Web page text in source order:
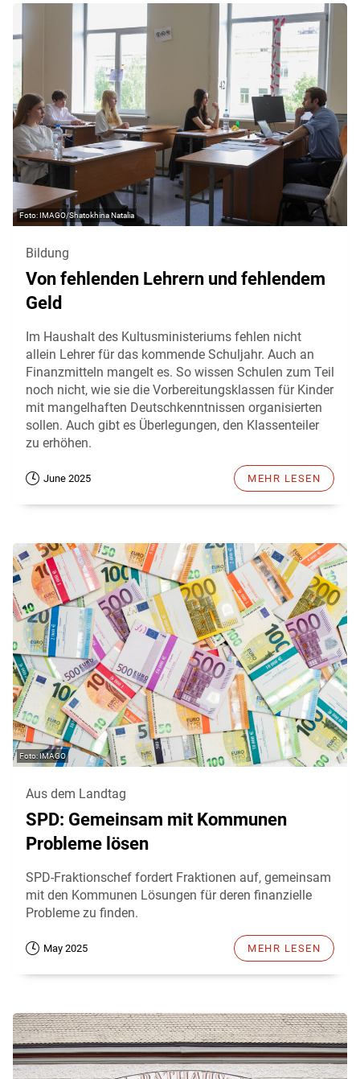
IMAGO/Shatokhina Natalia
Bildung
Von fehlenden Lehrern und fehlendem
Geld
Im Haushalt des Kultusministeriums fehlen nicht
allein Lehrer für das kommende Schuljahr. Auch an
Finanzmitteln mangelt es. So wissen Schulen zum Teil
noch nicht, wie sie die Vorbereitungsklassen für Kinder
mit mangelhaften Deutschkenntnissen organisierten
sollen. Auch gibt es Überlegungen, den Klassenteiler
zu erhöhen.
June 2025 MEHR LESEN
IMAGO
Aus dem Landtag
SPD: Gemeinsam mit Kommunen
Probleme lösen
SPD-Fraktionschef fordert Fraktionen auf, gemeinsam
mit den Kommunen Lösungen für deren finanzielle
Probleme zu finden.
May 2025 MEHR LESEN